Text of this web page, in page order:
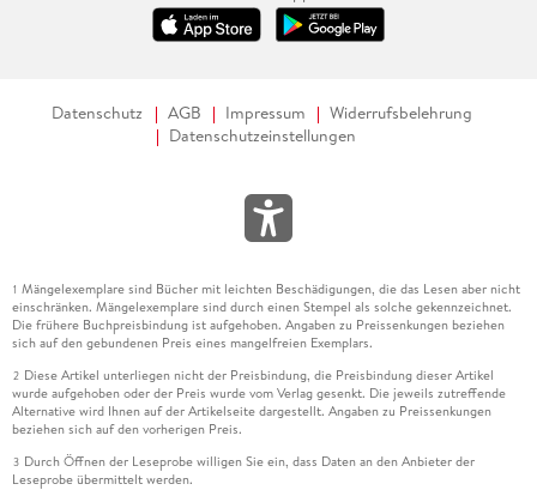
Datenschutz AGB Impressum
Widerrufsbelehrung
Datenschutzeinstellungen
1 Mängelexemplare sind Bücher mit leichten Beschädigungen, die das Lesen aber nicht
einschränken. Mängelexemplare sind durch einen Stempel als solche gekennzeichnet.
Die frühere Buchpreisbindung ist aufgehoben. Angaben zu Preissenkungen beziehen
sich auf den gebundenen Preis eines mangelfreien Exemplars.
2 Diese Artikel unterliegen nicht der Preisbindung, die Preisbindung dieser Artikel
wurde aufgehoben oder der Preis wurde vom Verlag gesenkt. Die jeweils zutreffende
Alternative wird Ihnen auf der Artikelseite dargestellt. Angaben zu Preissenkungen
beziehen sich auf den vorherigen Preis.
3 Durch Öffnen der Leseprobe willigen Sie ein, dass Daten an den Anbieter der
Leseprobe übermittelt werden.